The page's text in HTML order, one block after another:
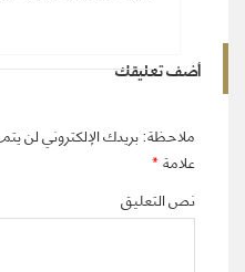
أضف تعليقك
ملاحظة: بريدك الإلكتروني لن
علامة*
نص التعليق